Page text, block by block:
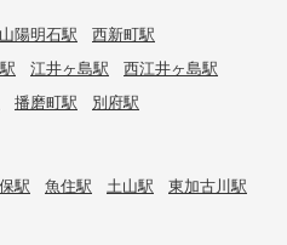
山陽明石駅
西新町駅
江井ヶ島駅
西江井ヶ島駅
播磨町駅 別府駅
駅 魚住駅 土山駅 東加古川駅